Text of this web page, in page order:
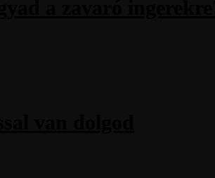
a zavaró ingerekre?
van dolgod